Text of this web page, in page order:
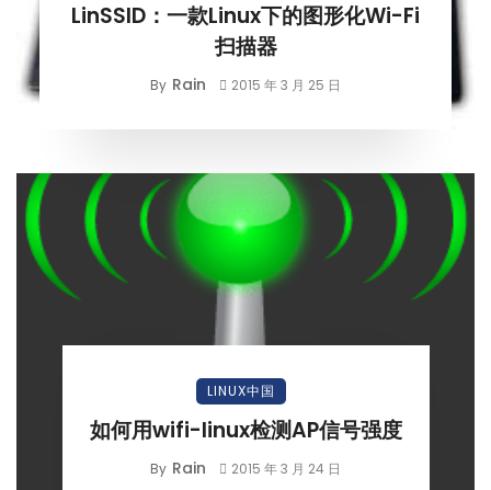
LinSSID：一款Linux下的图形化Wi-Fi
扫描器
By Rain 2015 年 3 月 25 日
LINUX中国
如何用wifi-linux检测AP信号强度
By Rain 2015 年 3 月 24 日